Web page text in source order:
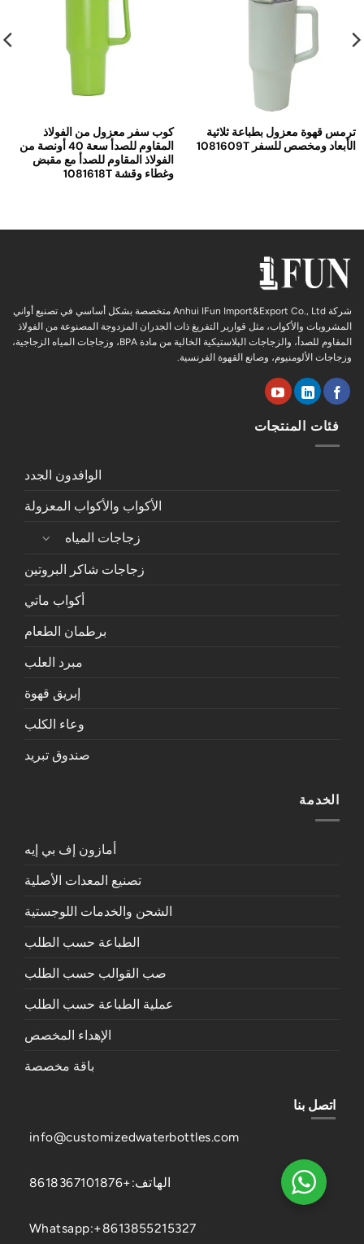
ترمس قهوة معزول بطباعة ثلاثية
الأبعاد ومخصص للسفر 1081609T
كوب سفر معزول من الفولاذ
المقاوم للصدأ سعة 40 أونصة من
الفولاذ المقاوم للصدأ مع مقبض
وغطاء وقشة 1081618T
شركة Anhui IFun Import&Export Co., Ltd متخصصة بشكل أساسي في تصنيع أواني
المشروبات والأكواب، مثل قوارير التفريغ ذات الجدران المزدوجة المصنوعة من الفولاذ
المقاوم للصدأ، والزجاجات البلاستيكية الخالية من مادة BPA، وزجاجات المياه الزجاجية،
وزجاجات الألومنيوم، وصانع القهوة الفرنسية.
فئات المنتجات
الوافدون الجدد
الأكواب والأكواب المعزولة
زجاجات المياه
زجاجات شاكر البروتين
أكواب ماتي
برطمان الطعام
مبرد العلب
إبريق قهوة
وعاء الكلب
صندوق تبريد
الخدمة
أمازون إف بي إيه
تصنيع المعدات الأصلية
الشحن والخدمات اللوجستية
الطباعة حسب الطلب
صب القوالب حسب الطلب
عملية الطباعة حسب الطلب
الإهداء المخصص
باقة مخصصة
اتصل بنا
info@customizedwaterbottles.com
الهاتف:+8618367101876
Whatsapp:+8613855215327